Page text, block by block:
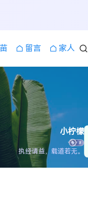
留言 家人
小柠檬
执经请益，载道若无。